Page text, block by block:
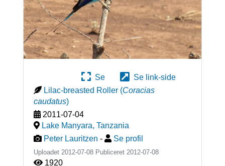
Se
Se link-side
Lilac-breasted Roller (Coracias
caudatus)
2011-07-04
Lake Manyara, Tanzania
Peter Lauritzen - Se profil
Uploadet 2012-07-08 Publiceret 2012-07-08
1920